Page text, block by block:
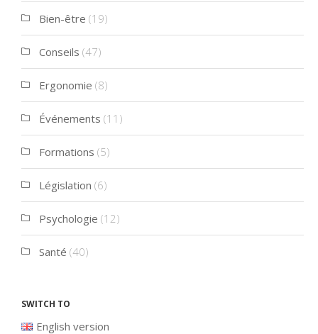
Bien-être (19)
Conseils (47)
Ergonomie (8)
Événements (11)
Formations (5)
Législation (6)
Psychologie (12)
Santé (40)
Switch to
English version